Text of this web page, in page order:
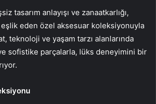
tasarım anlayışı ve zanaatkarlığı,
eşlik eden özel aksesuar koleksiyonuyla
teknoloji ve yaşam tarzı alanlarında
sofistike parçalarla, lüks deneyimini bir